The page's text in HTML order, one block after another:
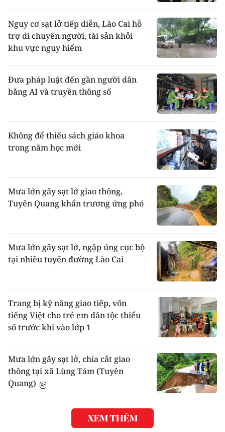
Nguy cơ sạt lở tiếp diễn, Lào Cai hỗ
trợ di chuyển người, tài sản khỏi
khu vực nguy hiểm
Đưa pháp luật đến gần người dân
bằng AI và truyền thông số
Không để thiếu sách giáo khoa
trong năm học mới
Mưa lớn gây sạt lở giao thông,
Tuyên Quang khẩn trương ứng phó
Mưa lớn gây sạt lở, ngập úng cục bộ
tại nhiều tuyến đường Lào Cai
Trang bị kỹ năng giao tiếp, vốn
tiếng Việt cho trẻ em dân tộc thiểu
số trước khi vào lớp 1
Mưa lớn gây sạt lở, chia cắt giao
thông tại xã Lùng Tám (Tuyên
Quang)
XEM THÊM